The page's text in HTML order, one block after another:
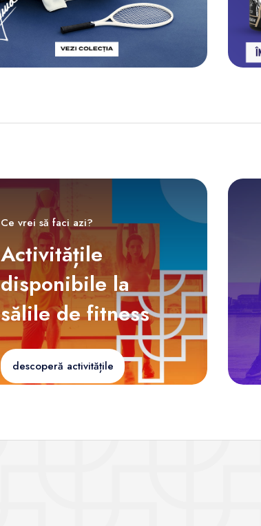
Ce vrei să faci azi?
Activitățile
disponibile la
sălile de fitness
descoperă activitățile